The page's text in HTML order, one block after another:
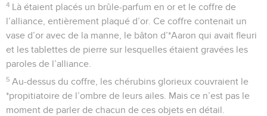
4 Là étaient placés un brûle-parfum en or et le coffre de
l’alliance, entièrement plaqué d’or. Ce coffre contenait un
vase d’or avec de la manne, le bâton d’*Aaron qui avait fleuri
et les tablettes de pierre sur lesquelles étaient gravées les
paroles de l’alliance.
5 Au-dessus du coffre, les chérubins glorieux couvraient le
*propitiatoire de l’ombre de leurs ailes. Mais ce n’est pas le
moment de parler de chacun de ces objets en détail.